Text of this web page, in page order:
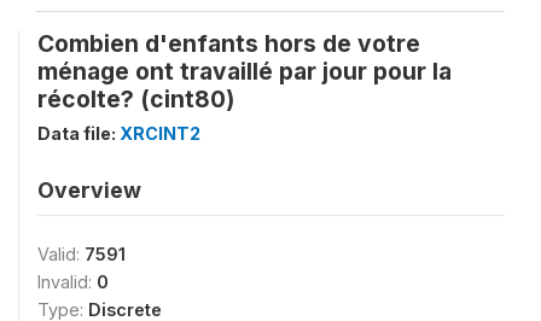
Combien d'enfants hors de votre
ménage ont travaillé par jour pour la
récolte? (cint80)
Data file: XRCINT2
Overview
Valid: 7591
Invalid: 0
Type: Discrete